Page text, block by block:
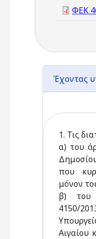
ΦΕΚ
Έχοντας
1. Τις
α) του
που
μόνον
β) του
4150/
Αιγαίου